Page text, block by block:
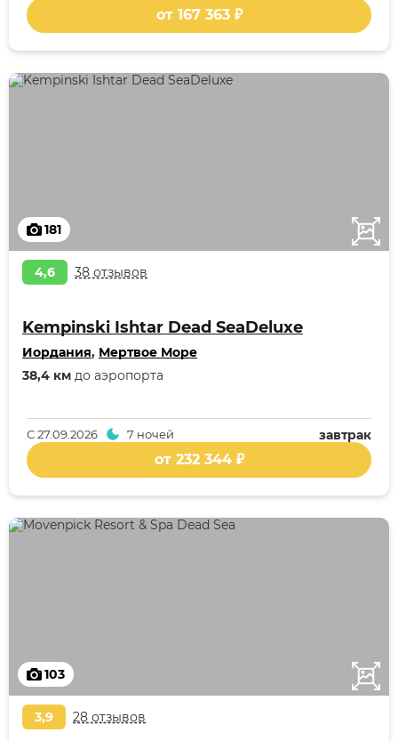
от 167 363 ₽
181
4,6 38 отзывов
Kempinski Ishtar Dead SeaDeluxe
Иордания, Мертвое Море
38,4 км до аэропорта
завтрак
С27.09.2026 7 ночей
от 232 344 ₽
103
3,9 28 отзывов